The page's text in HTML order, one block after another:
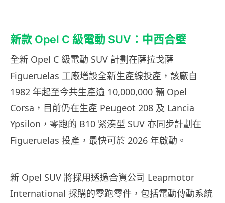
新款 Opel C 級電動 SUV：中西合璧
全新 Opel C 級電動 SUV 計劃在薩拉戈薩
Figueruelas 工廠增設全新生產線投產，該廠自
1982 年起至今共生產逾 10,000,000 輛 Opel
Corsa，目前仍在生產 Peugeot 208 及 Lancia
Ypsilon，零跑的 B10 緊湊型 SUV 亦同步計劃在
Figueruelas 投產，最快可於 2026 年啟動。
新 Opel SUV 將採用透過合資公司 Leapmotor
International 採購的零跑零件，包括電動傳動系統